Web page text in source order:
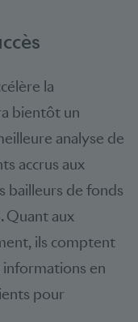
la
bientôt un
analyse de
accrus aux
bailleurs de fonds
Quant aux
ils comptent
en
pour